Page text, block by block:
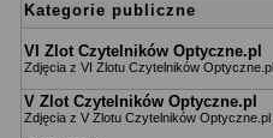
Kategorie publiczne
VI Zlot Czytelników Optyczne.pl
Zdjęcia z VI Zlotu Czytelników
V Zlot Czytelników Optyczne.pl
Zdjęcia z V Zlotu Czytelników